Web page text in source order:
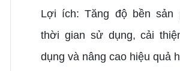
Lợi ích: Tăng độ bền sản
thời gian sử dụng, cải
dụng và nâng cao hiệu quả